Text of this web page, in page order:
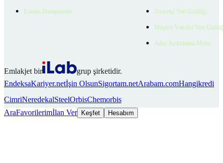
Uzman Danışmanlar Ziyaretçi Veri Gizliliği
Müşteri Yetkilisi Veri
Aday Aydınlatma Metni
Emlakjet bir
grup şirketidir.
EndeksaKariyer.netİşin OlsunSigortam.netArabam.comHangikredi
CimriNeredekalSteelOrbisChemorbis
AraFavorilerimİlan Ver Keşfet Hesabım